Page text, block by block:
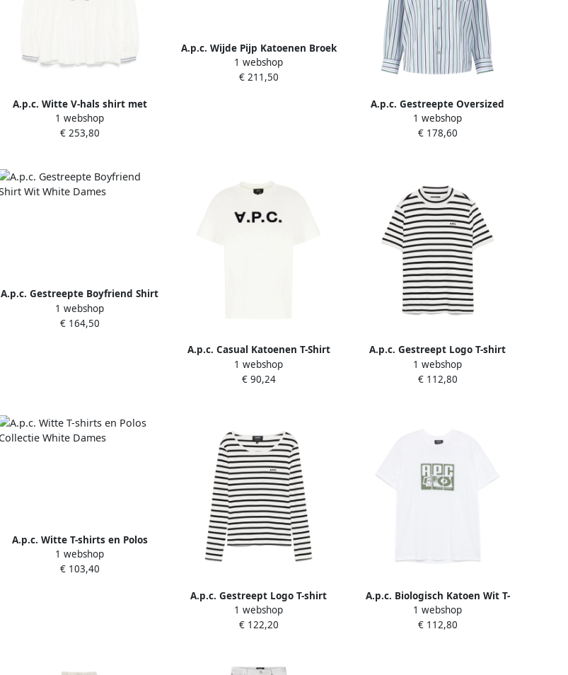
A.p.c. Witte V-hals shirt met
geborduurd motief White Dames
1 webshop
€ 253,80
A.p.c. Wijde Pijp Katoenen Broek
White Dames
1 webshop
€ 211,50
A.p.c. Gestreepte Oversized
Blouse White Dames
1 webshop
€ 178,60
A.p.c. Gestreepte Boyfriend Shirt
Wit White Dames
1 webshop
€ 164,50
A.p.c. Casual Katoenen T-Shirt
voor Mannen White Dames
1 webshop
€ 90,24
A.p.c. Gestreept Logo T-shirt
White Dames
1 webshop
€ 112,80
A.p.c. Witte T-shirts en Polos
Collectie White Dames
1 webshop
€ 103,40
A.p.c. Gestreept Logo T-shirt
White Dames
1 webshop
€ 122,20
A.p.c. Biologisch Katoen Wit T-
Shirt White Dames
1 webshop
€ 112,80